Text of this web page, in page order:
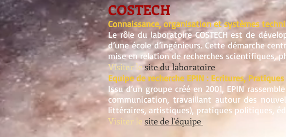
COSTECH
Connaissance, organisation et systèmes
Le rôle du laboratoire COSTECH est de
d’une école d’ingénieurs. Cette démarche
mise en relation de recherches scientifiques,
Visiter lesite du laboratoire
Equipe de recherche EPIN : Ecritures,
Issu d’un groupe créé en 2001, EPIN
communication, travaillant autour des
littéraires, artistiques), pratiques politiques,
Visiter le site de l'équipe